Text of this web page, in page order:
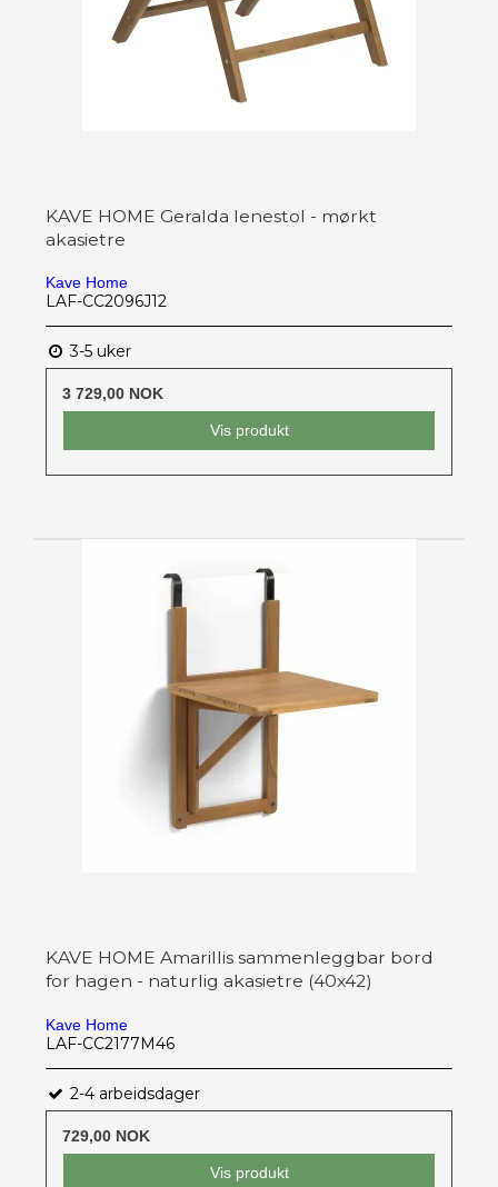
KAVE HOME Geralda lenestol - mørkt
akasietre
Kave Home
LAF-CC2096J12
3-5 uker
3 729,00 NOK
Vis produkt
KAVE HOME Amarillis sammenleggbar bord
for hagen - naturlig akasietre (40x42)
Kave Home
LAF-CC2177M46
2-4 arbeidsdager
729,00 NOK
Vis produkt